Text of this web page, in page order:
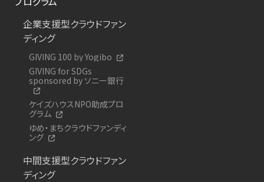
企業支援型クラウドファン
ディング
GIVING 100 by Yogibo
GIVING for SDGs
sponsored by ソニー銀行
ケイズハウスNPO助成プロ
グラム
ゆめ・まちクラウドファンディ
ング
中間支援型クラウドファン
ディング